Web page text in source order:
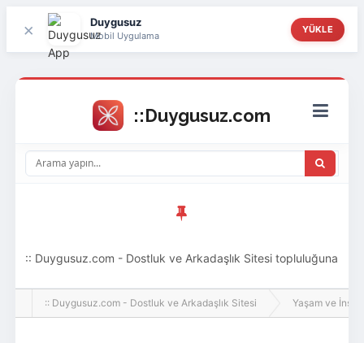
× Duygusuz
Mobil Uygulama
YÜKLE
:: Duygusuz.com - Dostluk ve Arkadaşlık Sitesi topluluğuna
hoş geldin ziyaretçi! Aramıza katılmak istersen kayıt
:: Duygusuz.com - Dostluk ve Arkadaşlık Sitesi Yaşam ve İnsan